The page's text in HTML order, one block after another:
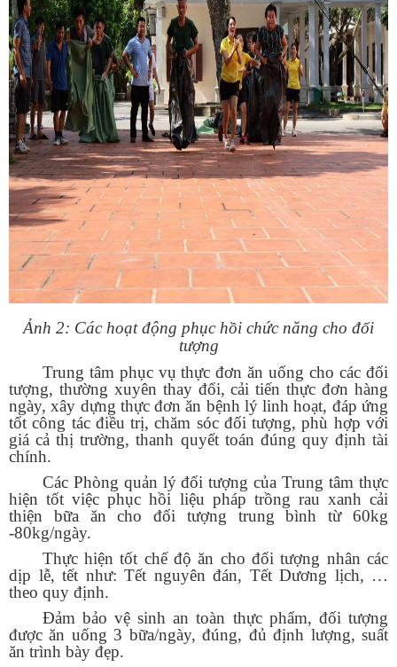
Ảnh 2: Các hoạt động phục hồi chức năng cho đối
tượng
Trung tâm phục vụ thực đơn ăn uống cho các đối
tượng, thường xuyên thay đổi, cải tiến thực đơn hàng
ngày, xây dựng thực đơn ăn bệnh lý linh hoạt, đáp ứng
tốt công tác điều trị, chăm sóc đối tượng, phù hợp với
giá cả thị trường, thanh quyết toán đúng quy định tài
chính.
Các Phòng quản lý đối tượng của Trung tâm thực
hiện tốt việc phục hồi liệu pháp trồng rau xanh cải
thiện bữa ăn cho đối tượng trung bình từ 60kg
-80kg/ngày.
Thực hiện tốt chế độ ăn cho đối tượng nhân các
dịp lễ, tết như: Tết nguyên đán, Tết Dương lịch, …
theo quy định.
Đảm bảo vệ sinh an toàn thực phẩm, đối tượng
được ăn uống 3 bữa/ngày, đúng, đủ định lượng, suất
ăn trình bày đẹp.